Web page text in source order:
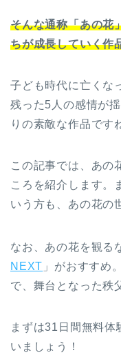
そんな通称「あの花
ちが成長していく作
子ども時代に亡くな
残った5人の感情が
りの素敵な作品です
この記事では、あの
ころを紹介します。
いう方も、あの花の
なお、あの花を観る
NEXT 」がおすすめ
で、舞台となった秩
まずは31日間無料体
いましょう！